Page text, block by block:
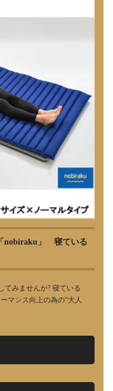
nobiraku」 寝ている
てみませんか? 寝ている
マンス向上の為の“大人